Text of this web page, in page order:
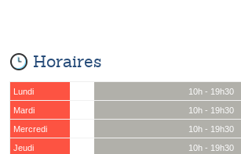
Horaires
Lundi
10h - 19h30
Mardi
10h - 19h30
Mercredi
10h - 19h30
Jeudi
10h - 19h30